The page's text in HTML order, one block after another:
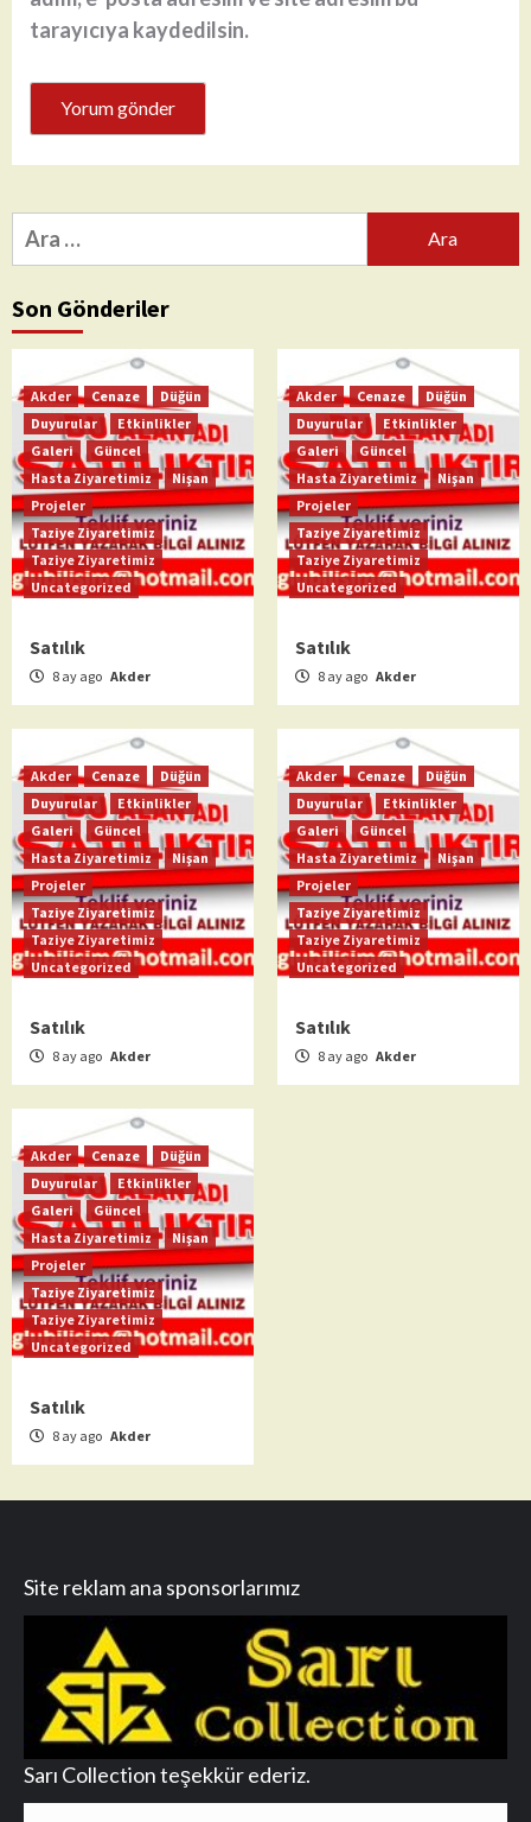
tarayıcıya kaydedilsin.
Arama:
Son Gönderiler
Akder Cenaze
Düğün
Duyurular
Etkinlikler
Galeri
Güncel
Hasta Ziyaretimiz
Nişan
Projeler
Taziye Ziyaretimiz
Taziye Ziyaretimiz
Uncategorized
Satılık
8 ay ago Akder
Akder Cenaze
Düğün
Duyurular
Etkinlikler
Galeri
Güncel
Hasta Ziyaretimiz
Nişan
Projeler
Taziye Ziyaretimiz
Taziye Ziyaretimiz
Uncategorized
Satılık
8 ay ago Akder
Akder Cenaze
Düğün
Duyurular
Etkinlikler
Galeri
Güncel
Hasta Ziyaretimiz
Nişan
Projeler
Taziye Ziyaretimiz
Taziye Ziyaretimiz
Uncategorized
Satılık
8 ay ago Akder
Akder Cenaze
Düğün
Duyurular
Etkinlikler
Galeri
Güncel
Hasta Ziyaretimiz
Nişan
Projeler
Taziye Ziyaretimiz
Taziye Ziyaretimiz
Uncategorized
Satılık
8 ay ago Akder
Akder Cenaze
Düğün
Duyurular
Etkinlikler
Galeri
Güncel
Hasta Ziyaretimiz
Nişan
Projeler
Taziye Ziyaretimiz
Taziye Ziyaretimiz
Uncategorized
Satılık
8 ay ago Akder
Site reklam ana sponsorlarımız
Sarı Collection teşekkür ederiz.